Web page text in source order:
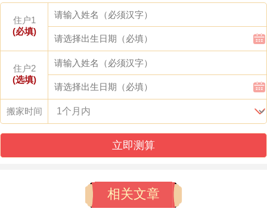
19日（己巳日，明堂吉神,冲猪煞东）。
8月22日（壬申日，金匮吉神，冲虎煞南）.
这些日子都有吉神庇佑,适合进行迁坟仪式，
但要看的是各个日子都有具体的冲煞方位，
需要避开这些方位进行操作。
想起来真是，了选择吉日,择吉时辰也很核
心，一天中最佳的时辰是丑时（凌晨1点到3
点），标记阴阳交替 万物更新，辰时（早上
7点到9点）太阳初升、充斥生机跟希望.午
住户1
(必填)
住户2
(选填)
搬家时间
立即测算
相关文章